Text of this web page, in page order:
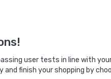
user tests in line with
finish your shopping by